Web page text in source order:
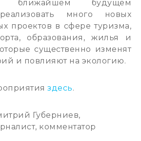
ближайшем будущем
много новых
проектов в сфере туризма,
образования, жилья и
существенно изменят
и повлияют на экологию.
здесь.
Губерниев,
комментатор